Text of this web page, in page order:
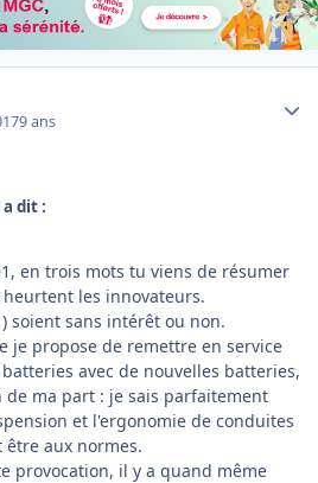
9 ans
a dit :
en trois mots tu viens de résumer
les innovateurs.
soient sans intérêt ou non.
je propose de remettre en service
avec de nouvelles batteries,
de ma part : je sais parfaitement
et l'ergonomie de conduites
aux normes.
provocation, il y a quand même